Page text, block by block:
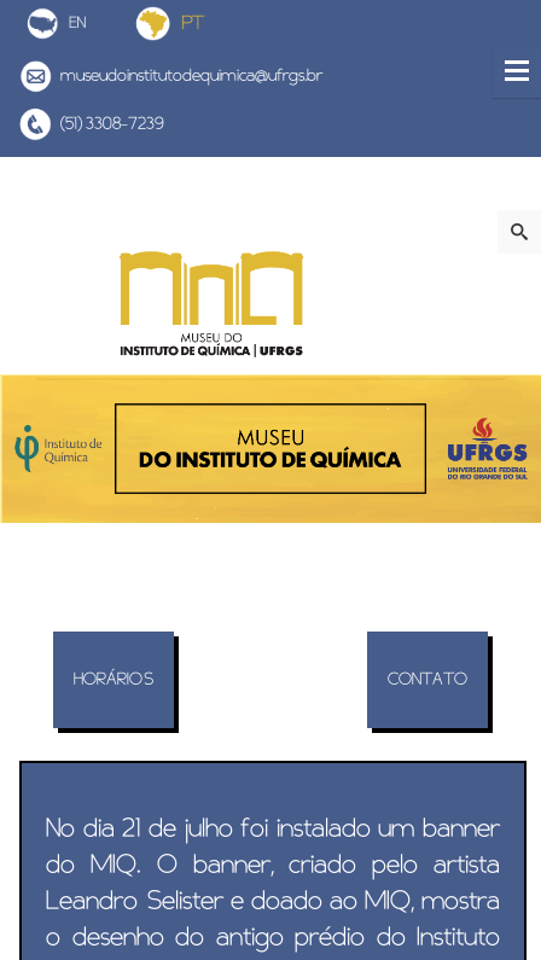
museudoinstitutodequimica@ufrgs.br
(51) 3308-7239
HORÁRIOS CONTATO
No dia 21 de julho foi instalado um banner
do MIQ. O banner, criado pelo artista
Leandro Selister e doado ao MIQ, mostra
o desenho do antigo prédio do Instituto